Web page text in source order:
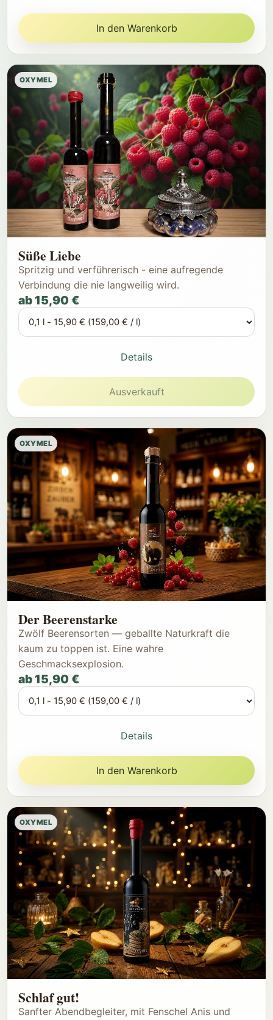
In den Warenkorb
OXYMEL
Süße Liebe
Spritzig und verführerisch - eine aufregende
Verbindung die nie langweilig wird.
ab 15,90 €
Details
Ausverkauft
OXYMEL
Der Beerenstarke
Zwölf Beerensorten — geballte Naturkraft die
kaum zu toppen ist. Eine wahre
Geschmacksexplosion.
ab 15,90 €
Details
In den Warenkorb
OXYMEL
Schlaf gut!
Sanfter Abendbegleiter, mit Fenschel Anis und